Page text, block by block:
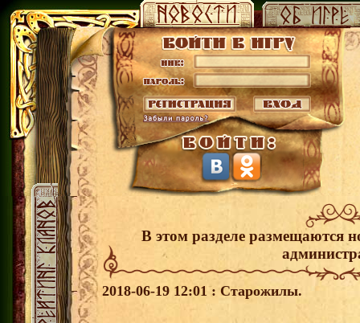
В этом разделе размещаются
2018-06-19 12:01 : Старожилы.